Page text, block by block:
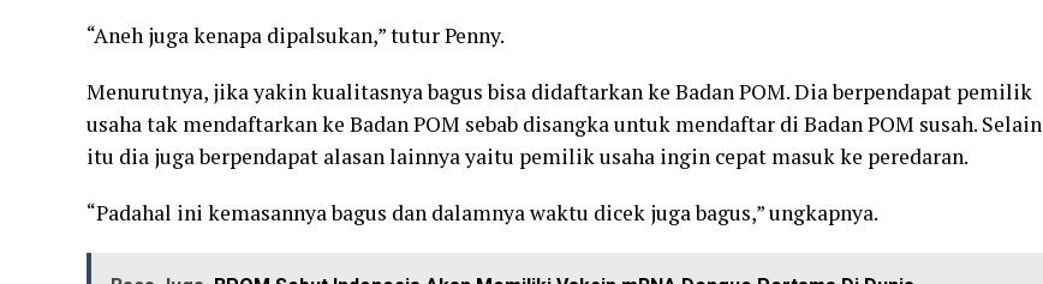
“Aneh juga kenapa dipalsukan,” tutur Penny.
Menurutnya, jika yakin kualitasnya bagus bisa didaftarkan ke Badan POM. Dia berpendapat pemilik
usaha tak mendaftarkan ke Badan POM sebab disangka untuk mendaftar di Badan POM susah. Selain
itu dia juga berpendapat alasan lainnya yaitu pemilik usaha ingin cepat masuk ke peredaran.
“Padahal ini kemasannya bagus dan dalamnya waktu dicek juga bagus,” ungkapnya.